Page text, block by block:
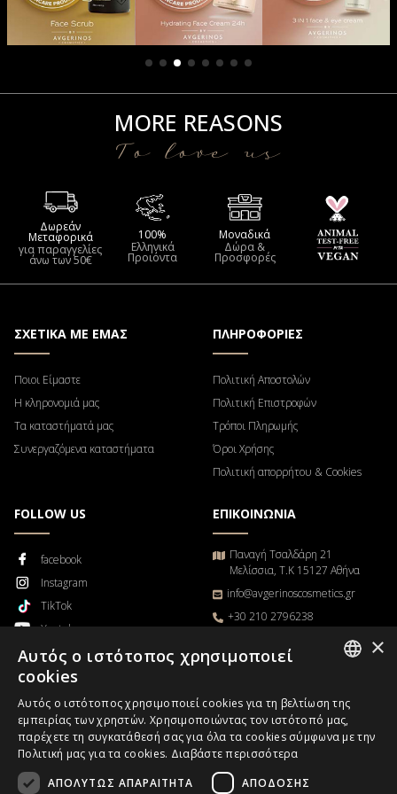
MORE REASONS
To love us
Δωρεάν
Μεταφορικά
για παραγγελίες
άνω των 50€
100%
Ελληνικά
Προιόντα
Μοναδικά
Δώρα &
Προσφορές
ΣΧΕΤΙΚΑ ΜΕ ΕΜΑΣ
Ποιοι Είμαστε
Η κληρονομιά μας
Τα καταστήματά μας
Συνεργαζόμενα καταστήματα
ΠΛΗΡΟΦΟΡΙΕΣ
Πολιτική Αποστολών
Πολιτική Επιστροφών
Τρόποι Πληρωμής
Όροι Χρήσης
Πολιτική απορρήτου & Cookies
FOLLOW US
facebook
Instagram
TikTok
Youtube
Blog
ΕΠΙΚΟΙΝΩΝΙΑ
Παναγή Τσαλδάρη 21
Μελίσσια, Τ.Κ 15127 Αθήνα
info@avgerinoscosmetics.gr
+30 210 2796238
9π.μ. – 5μ.μ
Παρακολούθηση παραγγελίας
Επαγγελματίες χωρίς Κατάστημα
ENGLISH
×
Αυτός ο ιστότοπος χρησιμοποιεί
cookies
Αυτός ο ιστότοπος χρησιμοποιεί cookies για τη βελτίωση της
εμπειρίας των χρηστών. Χρησιμοποιώντας τον ιστότοπό μας,
παρέχετε τη συγκατάθεσή σας για όλα τα cookies σύμφωνα με την
Πολιτική μας για τα cookies. Διαβάστε περισσότερα
ΑΠΟΛΎΤΩΣ ΑΠΑΡΑΊΤΗΤΑ
ΑΠΌΔΟΣΗΣ